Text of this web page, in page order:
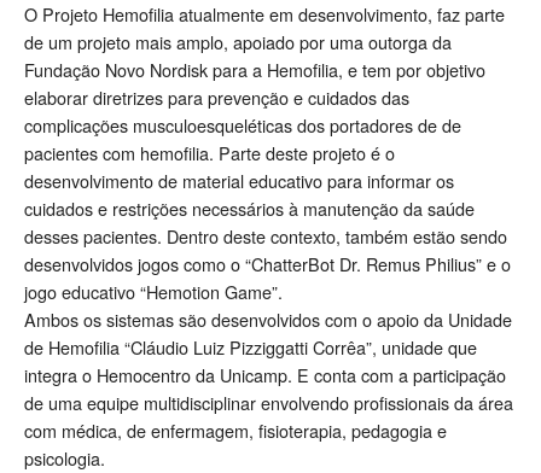
O Projeto Hemofilia atualmente em desenvolvimento, faz parte
de um projeto mais amplo, apoiado por uma outorga da
Fundação Novo Nordisk para a Hemofilia, e tem por objetivo
elaborar diretrizes para prevenção e cuidados das
complicações musculoesqueléticas dos portadores de de
pacientes com hemofilia. Parte deste projeto é o
desenvolvimento de material educativo para informar os
cuidados e restrições necessários à manutenção da saúde
desses pacientes. Dentro deste contexto, também estão sendo
desenvolvidos jogos como o “ChatterBot Dr. Remus Philius” e o
jogo educativo “Hemotion Game”.
Ambos os sistemas são desenvolvidos com o apoio da Unidade
de Hemofilia “Cláudio Luiz Pizziggatti Corrêa”, unidade que
integra o Hemocentro da Unicamp. E conta com a participação
de uma equipe multidisciplinar envolvendo profissionais da área
com médica, de enfermagem, fisioterapia, pedagogia e
psicologia.